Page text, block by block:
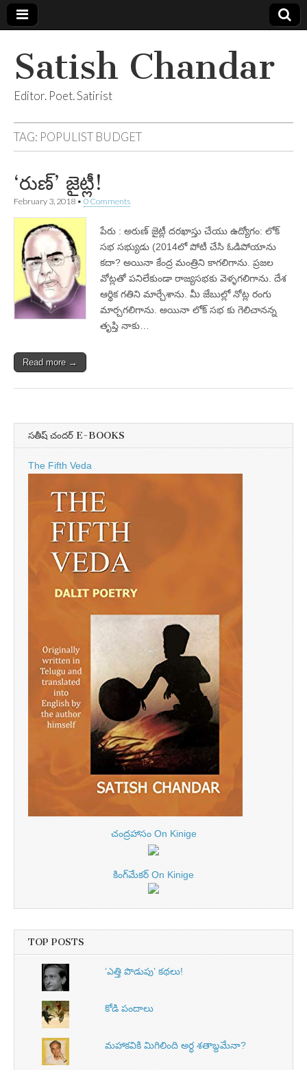
Satish Chandar
Editor. Poet. Satirist
TAG: POPULIST BUDGET
‘రుణ్‌’ జైట్లీ!
February 3, 2018 • 0 Comments
పేరు : అరుణ్‌ జైట్లీ దరఖాస్తు చేయు ఉద్యోగం: లోక్‌
సభ సభ్యుడు (2014లో పోటీ చేసి ఓడిపోయాను
కదా? అయినా కేంద్ర మంత్రిని కాగలిగాను. ప్రజల
వోట్లతో పనిలేకుండా రాజ్యసభకు వెళ్ళగలిగాను. దేశ
ఆర్థిక గతిని మార్చేశాను. మీ జేబుల్లో నోట్ల రంగు
మార్చగలిగాను. అయినా లోక్‌ సభ కు గెలిచానన్న
తృప్తి నాకు…
Read more →
సతీష్ చందర్ E-BOOKS
The Fifth Veda
చంద్రహాసం On Kinige
కింగ్‌మేకర్ On Kinige
TOP POSTS
‘ఎత్తి పొడుపు’ కథలు!
కోడి పందాలు
మహాకవికి మిగిలింది అర్ధ శతాబ్దమేనా?